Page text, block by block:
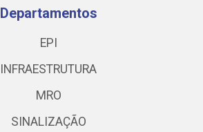
Departamentos
EPI
INFRAESTRUTURA
MRO
SINALIZAÇÃO